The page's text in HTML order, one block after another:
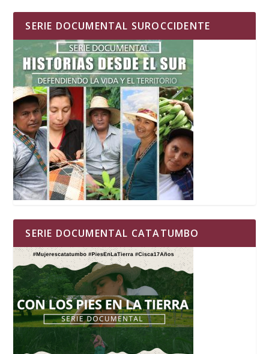
SERIE DOCUMENTAL SUROCCIDENTE
SERIE DOCUMENTAL CATATUMBO